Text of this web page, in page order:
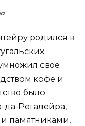
родился в
свое
кофе и
было
да-Регалейра,
памятниками,